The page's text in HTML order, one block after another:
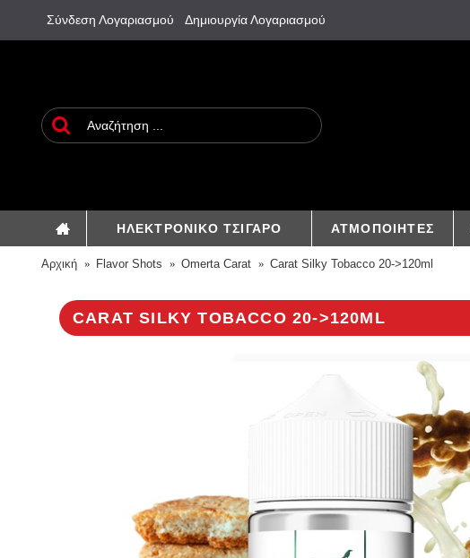
Σύνδεση Λογαριασμού Δημιουργία Λογαριασμού
ΗΛΕΚΤΡΟΝΙΚΟ ΤΣΙΓΑΡΟ ΑΤΜΟΠΟΙΗΤΕΣ
Αρχική Flavor Shots Omerta Carat Carat Silky Tobacco 20->120ml
CARAT SILKY TOBACCO 20->120ML